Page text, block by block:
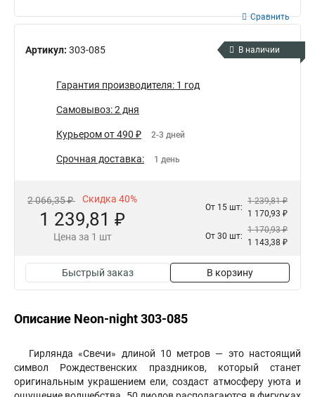
Артикул: 303-085
Сравнить
В наличии
Гарантия производителя: 1 год
Самовывоз: 2 дня
Курьером от 490 ₽ 2-3 дней
Срочная доставка: 1 день
2 066,35 ₽ Скидка 40%
1 239,81 ₽
Цена за 1 шт
От 15 шт:
1 239,81 ₽
1 170,93 ₽
От 30 шт:
1 170,93 ₽
1 143,38 ₽
Быстрый заказ В корзину
Описание Neon-night 303-085
Гирлянда «Свечи» длиной 10 метров — это настоящий
символ Рождественских праздников, который станет
оригинальным украшением ели, создаст атмосферу уюта и